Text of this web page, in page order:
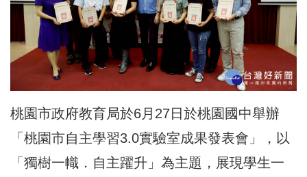
桃園市政府教育局於6月27日於桃園國中舉辦
「桃園市自主學習3.0實驗室成果發表會」，以
「獨樹一幟．自主躍升」為主題，展現學生一